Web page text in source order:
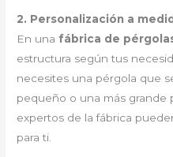
2. Personalización a
En una fábrica de
estructura según tus
necesites una pérgola que
pequeño o una más grande
expertos de la fábrica
para ti.